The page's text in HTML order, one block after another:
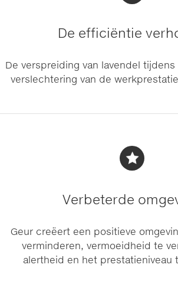
De efficiëntie
De verspreiding van lavendel
verslechtering van de
Verbeterde
Geur creëert een positieve
verminderen, vermoeidheid te
alertheid en het prestatieniveau